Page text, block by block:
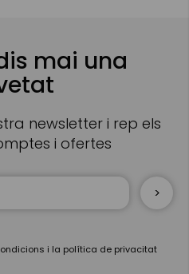
mai una
newsletter i rep els
i ofertes
i la política de privacitat